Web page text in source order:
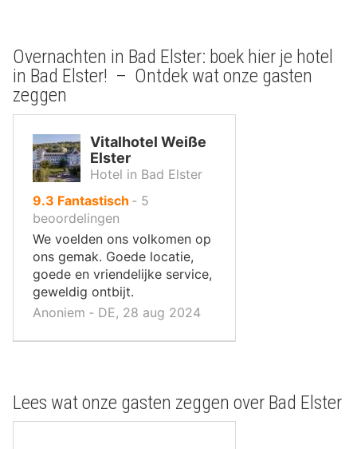
Overnachten in Bad Elster: boek hier je hotel
in Bad Elster! – Ontdek wat onze gasten
zeggen
Vitalhotel Weiße
Elster
Hotel in Bad Elster
9.3 uit
10
,
Fantastisch ‐ 5
beoordelingen
We voelden ons volkomen op
ons gemak. Goede locatie,
goede en vriendelijke service,
geweldig ontbijt.
Anoniem ‐ DE, 28 aug 2024
Lees wat onze gasten zeggen over Bad Elster